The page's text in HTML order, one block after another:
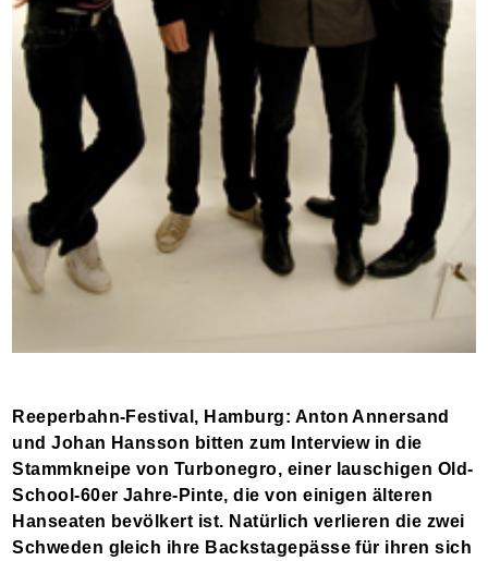
Reeperbahn-Festival, Hamburg: Anton Annersand
und Johan Hansson bitten zum Interview in die
Stammkneipe von Turbonegro, einer lauschigen Old-
School-60er Jahre-Pinte, die von einigen älteren
Hanseaten bevölkert ist. Natürlich verlieren die zwei
Schweden gleich ihre Backstagepässe für ihren sich